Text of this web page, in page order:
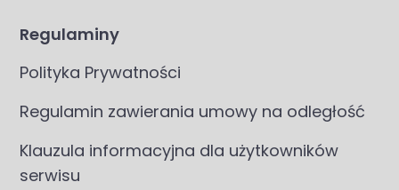
Regulaminy
Polityka Prywatności
Regulamin zawierania umowy na odległość
Klauzula informacyjna dla użytkowników
serwisu